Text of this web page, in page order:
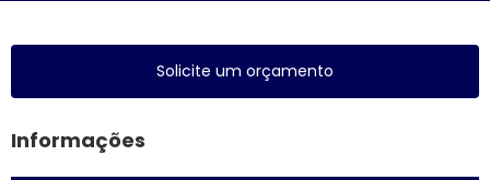
Solicite um orçamento
Informações